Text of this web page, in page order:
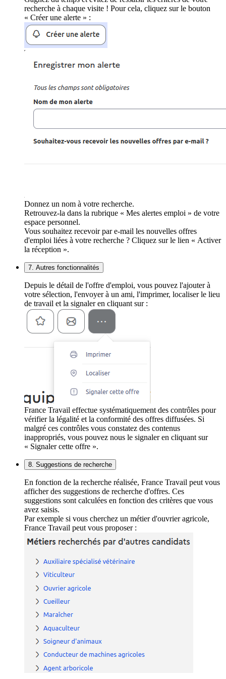
recherche à chaque visite ! Pour cela, cliquez sur le bouton
« Créer une alerte » :
Donnez un nom à votre recherche.
Retrouvez-la dans la rubrique « Mes alertes emploi » de votre
espace personnel.
Vous souhaitez recevoir par e-mail les nouvelles offres
d'emploi liées à votre recherche ? Cliquez sur le lien « Activer
la réception ».
7. Autres fonctionnalités
Depuis le détail de l'offre d'emploi, vous pouvez l'ajouter à
votre sélection, l'envoyer à un ami, l'imprimer, localiser le lieu
de travail et la signaler en cliquant sur :
France Travail effectue systématiquement des contrôles pour
vérifier la légalité et la conformité des offres diffusées. Si
malgré ces contrôles vous constatez des contenus
inappropriés, vous pouvez nous le signaler en cliquant sur
« Signaler cette offre ».
8. Suggestions de recherche
En fonction de la recherche réalisée, France Travail peut vous
afficher des suggestions de recherche d'offres. Ces
suggestions sont calculées en fonction des critères que vous
avez saisis.
Par exemple si vous cherchez un métier d'ouvrier agricole,
France Travail peut vous proposer :